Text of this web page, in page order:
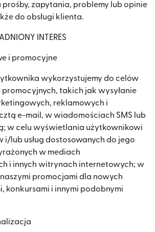
zapytania, problemy lub opinie
do obsługi klienta.
INTERES
i promocyjne
wykorzystujemy do celów
takich jak wysyłanie
reklamowych i
e-mail, w wiadomościach SMS lub
w celu wyświetlania użytkownikowi
i/lub usług dostosowanych do jego
w mediach
i innych witrynach internetowych; w
promocjami dla nowych
konkursami i innymi podobnymi